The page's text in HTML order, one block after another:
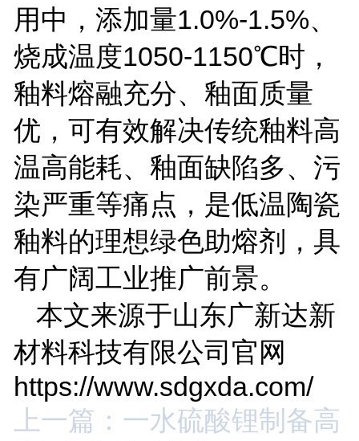
用中，添加量1.0%-1.5%、
烧成温度1050-1150℃时，
釉料熔融充分、釉面质量
优，可有效解决传统釉料高
温高能耗、釉面缺陷多、污
染严重等痛点，是低温陶瓷
釉料的理想绿色助熔剂，具
有广阔工业推广前景。
本文来源于山东广新达新
材料科技有限公司官网
https://www.sdgxda.com/
上一篇：一水硫酸锂制备高